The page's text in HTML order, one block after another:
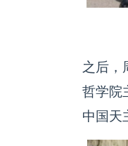
之后，
哲学院
中国天